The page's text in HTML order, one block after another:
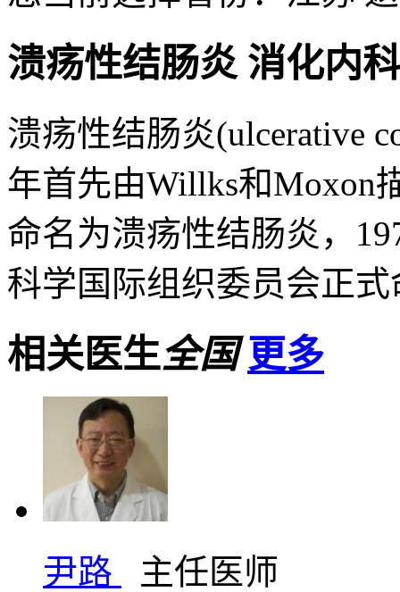
溃疡性结肠炎 消化内科
溃疡性结肠炎(ulcerative
年首先由Willks和Moxon
命名为溃疡性结肠炎，
科学国际组织委员会正
相关医生全国 更多
尹路
主任医师